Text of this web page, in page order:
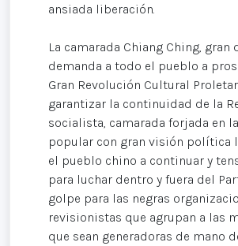
ansiada liberación.
La camarada Chiang Ching, gran
demanda a todo el pueblo a
Gran Revolución Cultural
garantizar la continuidad de la
socialista, camarada forjada en
popular con gran visión política
el pueblo chino a continuar y
para luchar dentro y fuera del
golpe para las negras
revisionistas que agrupan a las
que sean generadoras de mano